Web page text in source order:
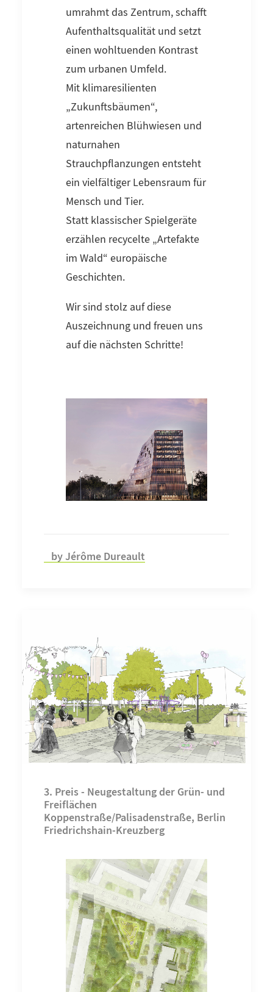
umrahmt das Zentrum, schafft
Aufenthaltsqualität und setzt
einen wohltuenden Kontrast
zum urbanen Umfeld.
Mit klimaresilienten
„Zukunftsbäumen“,
artenreichen Blühwiesen und
naturnahen
Strauchpflanzungen entsteht
ein vielfältiger Lebensraum für
Mensch und Tier.
Statt klassischer Spielgeräte
erzählen recycelte „Artefakte
im Wald“ europäische
Geschichten.
Wir sind stolz auf diese
Auszeichnung und freuen uns
auf die nächsten Schritte!
by Jérôme Dureault
3. Preis - Neugestaltung der Grün- und
Freiflächen
Koppenstraße/Palisadenstraße, Berlin
Friedrichshain-Kreuzberg